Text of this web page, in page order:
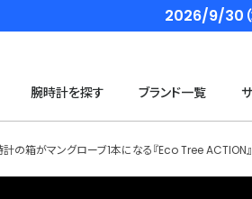
2026/9/30（
腕時計を探す ブランド一覧
計の箱がマングローブ1本になる『Eco Tree